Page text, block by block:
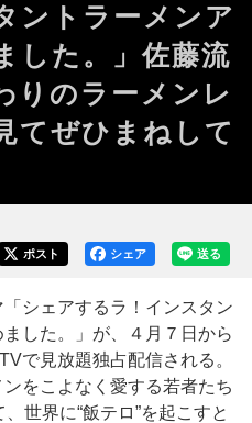
ントラーメンア
した。」佐藤流
りのラーメンレ
てぜひまねして
送る
シェア
ポスト
シェアするラ！インスタン
した。」が、４月７日から
で見放題独占配信される。
をこよなく愛する若者たち
世界に“飯テロ”を起こすと